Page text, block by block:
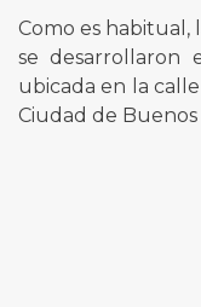
Como es habitual,
se desarrollaron
ubicada en la calle
Ciudad de Buenos